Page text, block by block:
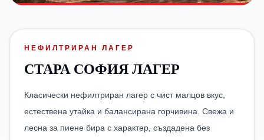
НЕФИЛТРИРАН ЛАГЕР
СТАРА СОФИЯ ЛАГЕР
Класически нефилтриран лагер с чист малцов вкус,
естествена утайка и балансирана горчивина. Свежа и
лесна за пиене бира с характер, създадена без